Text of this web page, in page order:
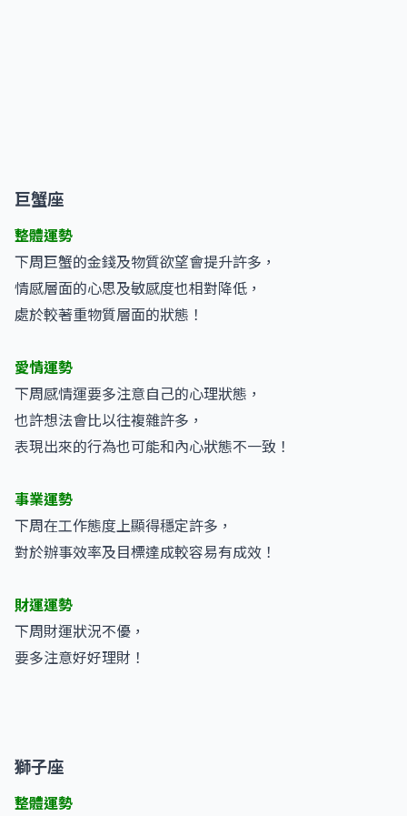
巨蟹座
整體運勢
下周巨蟹的金錢及物質欲望會提升許多，
情感層面的心思及敏感度也相對降低，
處於較著重物質層面的狀態！
愛情運勢
下周感情運要多注意自己的心理狀態，
也許想法會比以往複雜許多，
表現出來的行為也可能和內心狀態不一致！
事業運勢
下周在工作態度上顯得穩定許多，
對於辦事效率及目標達成較容易有成效！
財運運勢
下周財運狀況不優，
要多注意好好理財！
獅子座
整體運勢